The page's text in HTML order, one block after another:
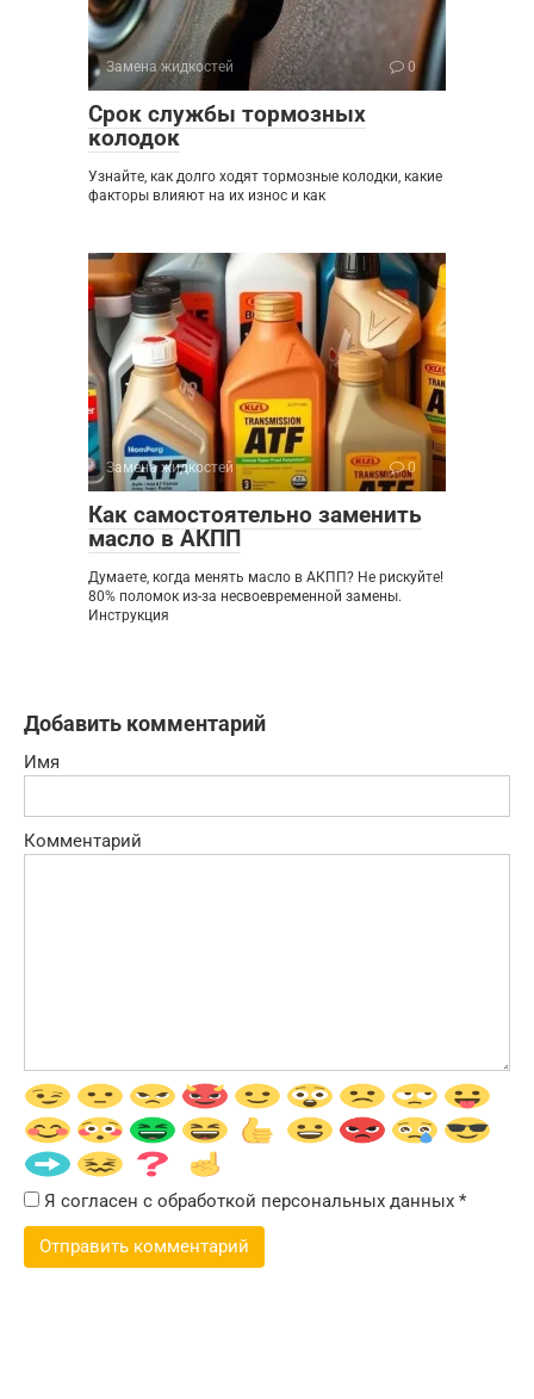
Замена жидкостей 0
Срок службы тормозных
колодок
Узнайте, как долго ходят тормозные колодки, какие
факторы влияют на их износ и как
Замена жидкостей 0
Как самостоятельно заменить
масло в АКПП
Думаете, когда менять масло в АКПП? Не рискуйте!
80% поломок из-за несвоевременной замены.
Инструкция
Добавить комментарий
Имя
Комментарий
Я согласен с обработкой персональных данных *